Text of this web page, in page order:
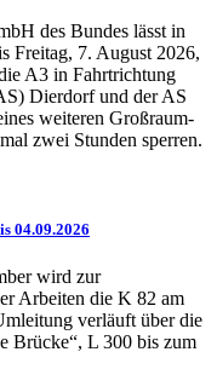
des Bundes lässt in
Freitag, 7. August 2026,
A3 in Fahrtrichtung
Dierdorf und der AS
weiteren Großraum-
zwei Stunden sperren.
04.09.2026
wird zur
Arbeiten die K 82 am
verläuft über die
Brücke“, L 300 bis zum